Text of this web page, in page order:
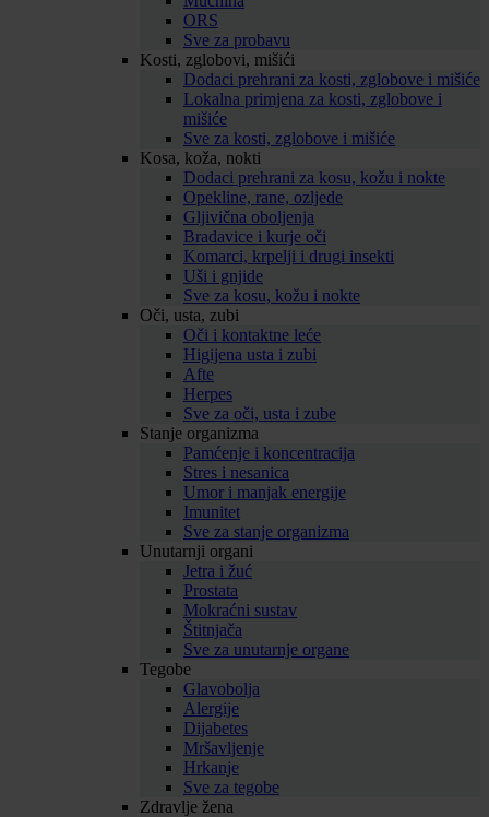
ORS
Sve za probavu
Kosti, zglobovi, mišići
Dodaci prehrani za kosti, zglobove i mišiće
Lokalna primjena za kosti, zglobove i
mišiće
Sve za kosti, zglobove i mišiće
Kosa, koža, nokti
Dodaci prehrani za kosu, kožu i nokte
Opekline, rane, ozljede
Gljivična oboljenja
Bradavice i kurje oči
Komarci, krpelji i drugi insekti
Uši i gnjide
Sve za kosu, kožu i nokte
Oči, usta, zubi
Oči i kontaktne leće
Higijena usta i zubi
Afte
Herpes
Sve za oči, usta i zube
Stanje organizma
Pamćenje i koncentracija
Stres i nesanica
Umor i manjak energije
Imunitet
Sve za stanje organizma
Unutarnji organi
Jetra i žuć
Prostata
Mokraćni sustav
Štitnjača
Sve za unutarnje organe
Tegobe
Glavobolja
Alergije
Dijabetes
Mršavljenje
Hrkanje
Sve za tegobe
Zdravlje žena